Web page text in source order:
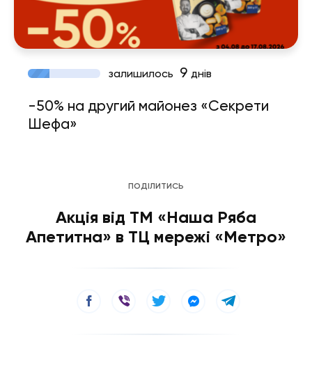
залишилось 9 днів
-50% на другий майонез «Секрети
Шефа»
ПОДІЛИТИСЬ
Акція від ТМ «Наша Ряба
Апетитна» в ТЦ мережі «Метро»